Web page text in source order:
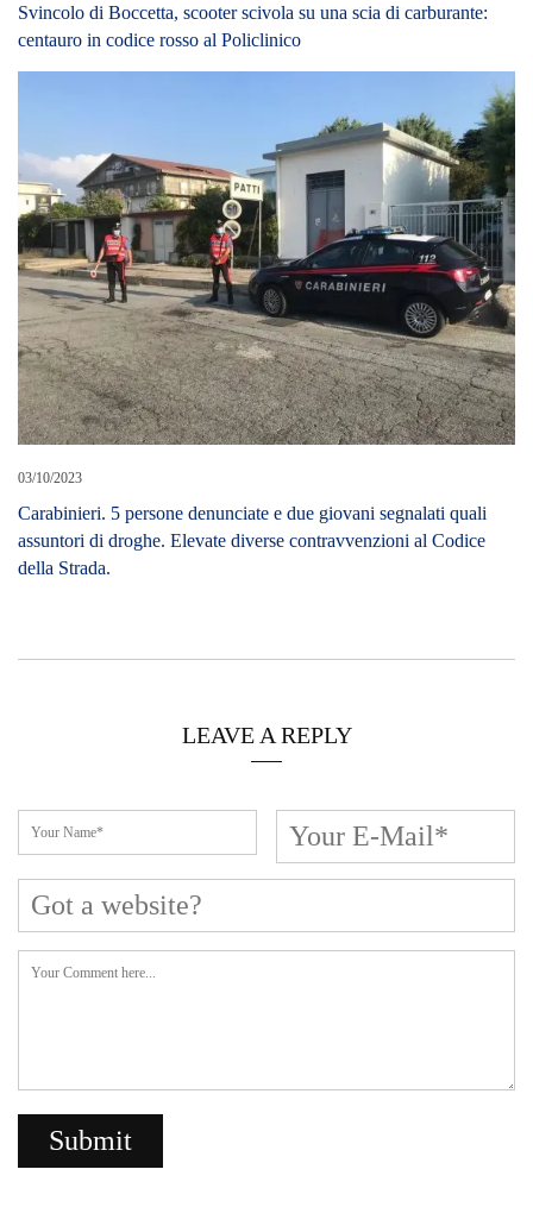
Svincolo di Boccetta, scooter scivola su una scia di carburante:
centauro in codice rosso al Policlinico
03/10/2023
Carabinieri. 5 persone denunciate e due giovani segnalati quali
assuntori di droghe. Elevate diverse contravvenzioni al Codice
della Strada.
LEAVE A REPLY